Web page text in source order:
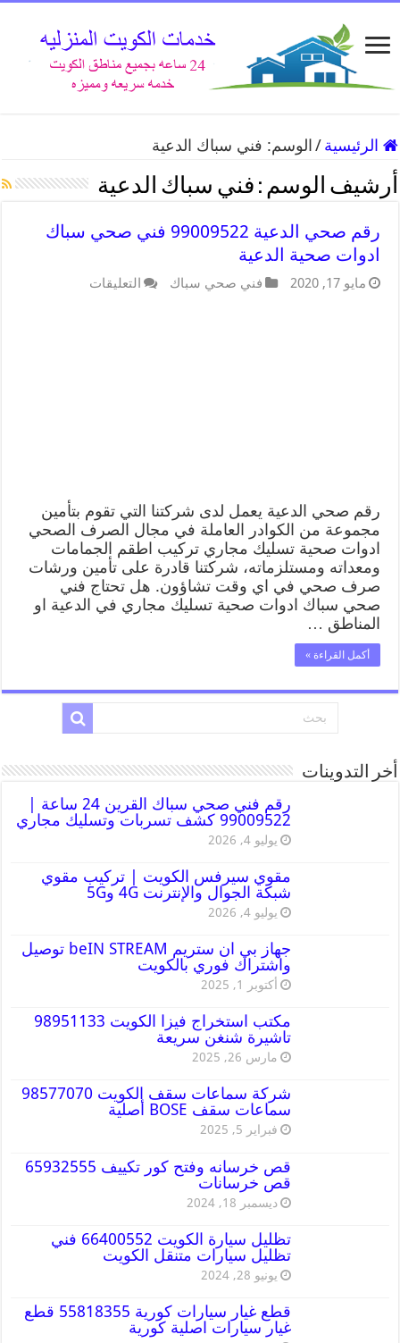
الرئيسية / الوسم: فني سباك الدعية
أرشيف الوسم : فني سباك الدعية
رقم صحي الدعية 99009522 فني صحي سباك
ادوات صحية الدعية
مايو 17, 2020 فني صحي سباك التعليقات
رقم صحي الدعية يعمل لدى شركتنا التي تقوم بتأمين
مجموعة من الكوادر العاملة في مجال الصرف الصحي
ادوات صحية تسليك مجاري تركيب اطقم الجمامات
ومعداته ومستلزماته، شركتنا قادرة على تأمين ورشات
صرف صحي في اي وقت تشاؤون. هل تحتاج فني
صحي سباك ادوات صحية تسليك مجاري في الدعية او
المناطق …
أكمل القراءة »
أخر التدوينات
رقم فني صحي سباك القرين 24 ساعة |
99009522 كشف تسربات وتسليك مجاري
يوليو 4, 2026
مقوي سيرفس الكويت | تركيب مقوي
شبكة الجوال والإنترنت 4G و5G
يوليو 4, 2026
جهاز بي ان ستريم beIN STREAM توصيل
واشتراك فوري بالكويت
أكتوبر 1, 2025
مكتب استخراج فيزا الكويت 98951133
تاشيرة شنغن سريعة
مارس 26, 2025
شركة سماعات سقف الكويت 98577070
سماعات سقف BOSE أصلية
فبراير 5, 2025
قص خرسانه وفتح كور تكييف 65932555
قص خرسانات
ديسمبر 18, 2024
تظليل سيارة الكويت 66400552 فني
تظليل سيارات متنقل الكويت
يونيو 28, 2024
قطع غيار سيارات كورية 55818355 قطع
غيار سيارات اصلية كورية